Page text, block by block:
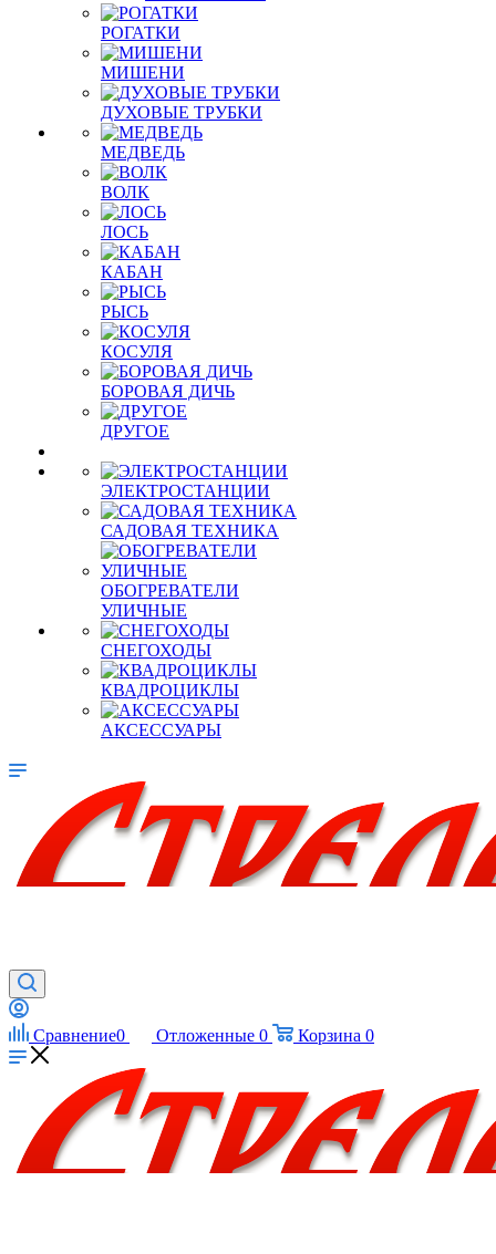
РОГАТКИ
МИШЕНИ
ДУХОВЫЕ ТРУБКИ
МЕДВЕДЬ
ВОЛК
ЛОСЬ
КАБАН
РЫСЬ
КОСУЛЯ
БОРОВАЯ ДИЧЬ
ДРУГОЕ
ЭЛЕКТРОСТАНЦИИ
САДОВАЯ ТЕХНИКА
ОБОГРЕВАТЕЛИ
УЛИЧНЫЕ
СНЕГОХОДЫ
КВАДРОЦИКЛЫ
АКСЕССУАРЫ
Сравнение0 Отложенные 0 Корзина 0